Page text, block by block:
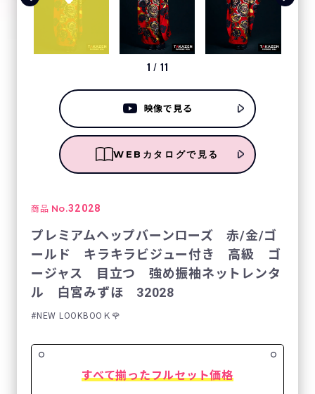
1 / 11
映像で見る
WEBカタログで見る
商品 No.32028
プレミアムヘップバーンローズ 赤/金/ゴ
ールド キラキラビジュー付き 高級 ゴ
ージャス 目立つ 強め振袖ネットレンタ
ル 白宮みずほ 32028
NEW LOOKBOOＫ🌹
すべて揃ったフルセット価格